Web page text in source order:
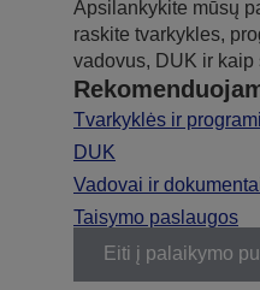
Apsilankykite mūsų
raskite tvarkykles,
vadovus, DUK ir kaip
Tvarkyklės ir
DUK
Vadovai ir
Taisymo paslaugos
Eiti į palaikymo